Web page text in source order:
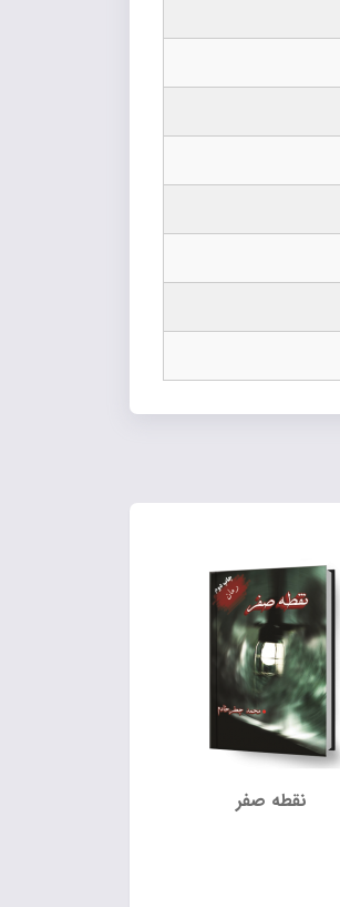
نقطه صفر